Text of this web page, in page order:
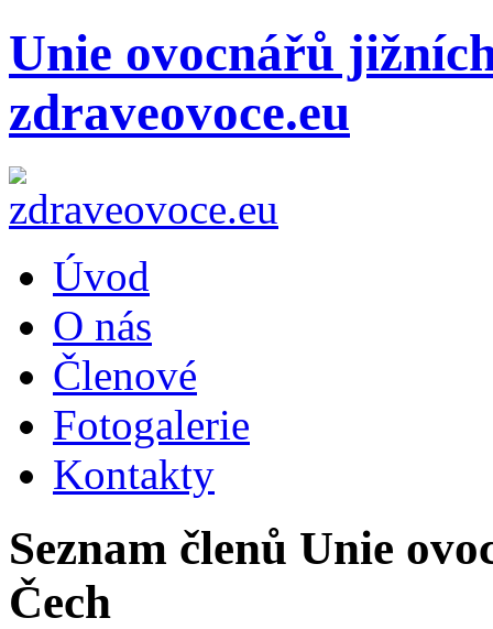
Unie ovocnářů
zdraveovoce.eu
Úvod
O nás
Členové
Fotogalerie
Kontakty
Seznam členů Unie
Čech